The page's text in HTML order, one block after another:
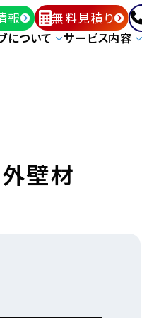
報 無料見積り
について サービス内容
壁材